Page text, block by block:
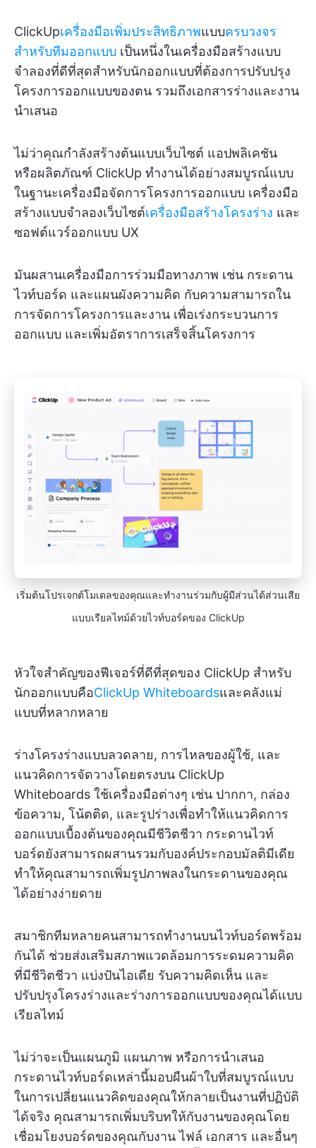
ClickUpเครื่องมือเพิ่มประสิทธิภาพแบบครบวงจร
สำหรับทีมออกแบบ เป็นหนึ่งในเครื่องมือสร้างแบบ
จำลองที่ดีที่สุดสำหรับนักออกแบบที่ต้องการปรับปรุง
โครงการออกแบบของตน รวมถึงเอกสารร่างและงาน
นำเสนอ
ไม่ว่าคุณกำลังสร้างต้นแบบเว็บไซต์ แอปพลิเคชัน
หรือผลิตภัณฑ์ ClickUp ทำงานได้อย่างสมบูรณ์แบบ
ในฐานะเครื่องมือจัดการโครงการออกแบบ เครื่องมือ
สร้างแบบจำลองเว็บไซต์เครื่องมือสร้างโครงร่าง และ
ซอฟต์แวร์ออกแบบ UX
มันผสานเครื่องมือการร่วมมือทางภาพ เช่น กระดาน
ไวท์บอร์ด และแผนผังความคิด กับความสามารถใน
การจัดการโครงการและงาน เพื่อเร่งกระบวนการ
ออกแบบ และเพิ่มอัตราการเสร็จสิ้นโครงการ
เริ่มต้นโปรเจกต์โมเดลของคุณและทำงานร่วมกับผู้มีส่วนได้ส่วนเสีย
แบบเรียลไทม์ด้วยไวท์บอร์ดของ ClickUp
หัวใจสำคัญของฟีเจอร์ที่ดีที่สุดของ ClickUp สำหรับ
นักออกแบบคือClickUp Whiteboardsและคลังแม่
แบบที่หลากหลาย
ร่างโครงร่างแบบลวดลาย, การไหลของผู้ใช้, และ
แนวคิดการจัดวางโดยตรงบน ClickUp
Whiteboards ใช้เครื่องมือต่างๆ เช่น ปากกา, กล่อง
ข้อความ, โน้ตติด, และรูปร่างเพื่อทำให้แนวคิดการ
ออกแบบเบื้องต้นของคุณมีชีวิตชีวา กระดานไวท์
บอร์ดยังสามารถผสานรวมกับองค์ประกอบมัลติมีเดีย
ทำให้คุณสามารถเพิ่มรูปภาพลงในกระดานของคุณ
ได้อย่างง่ายดาย
สมาชิกทีมหลายคนสามารถทำงานบนไวท์บอร์ดพร้อม
กันได้ ช่วยส่งเสริมสภาพแวดล้อมการระดมความคิด
ที่มีชีวิตชีวา แบ่งปันไอเดีย รับความคิดเห็น และ
ปรับปรุงโครงร่างและร่างการออกแบบของคุณได้แบบ
เรียลไทม์
ไม่ว่าจะเป็นแผนภูมิ แผนภาพ หรือการนำเสนอ
กระดานไวท์บอร์ดเหล่านี้มอบผืนผ้าใบที่สมบูรณ์แบบ
ในการเปลี่ยนแนวคิดของคุณให้กลายเป็นงานที่ปฏิบัติ
ได้จริง คุณสามารถเพิ่มบริบทให้กับงานของคุณโดย
เชื่อมโยงบอร์ดของคุณกับงาน ไฟล์ เอกสาร และอื่นๆ